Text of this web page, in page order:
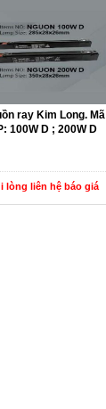
ray Kim Long. Mã
100W D ; 200W D
lòng liên hệ báo giá